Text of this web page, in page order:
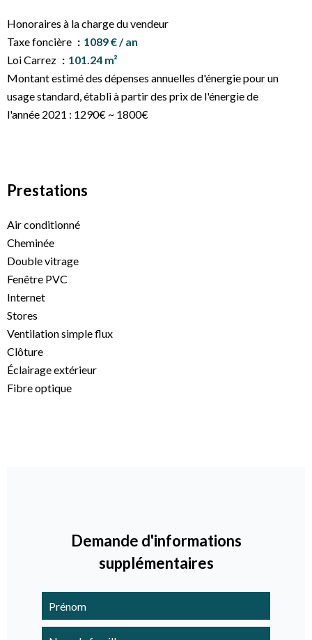
Honoraires à la charge du vendeur
Taxe foncière
1089 € / an
Loi Carrez
101.24 m²
Montant estimé des dépenses annuelles d'énergie pour un
usage standard, établi à partir des prix de l'énergie de
l'année 2021 : 1290€ ~ 1800€
Prestations
Air conditionné
Cheminée
Double vitrage
Fenêtre PVC
Internet
Stores
Ventilation simple flux
Clôture
Éclairage extérieur
Fibre optique
Demande d'informations
supplémentaires